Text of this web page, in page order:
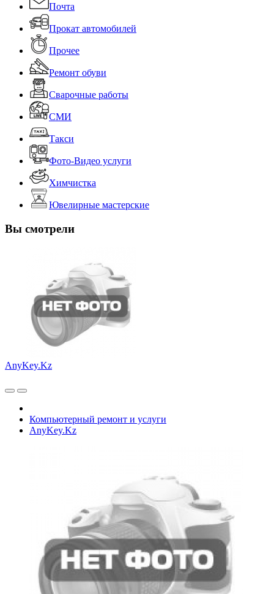
Почта
Прокат автомобилей
Прочее
Ремонт обуви
Сварочные работы
СМИ
Такси
Фото-Видео услуги
Химчистка
Ювелирные мастерские
Вы смотрели
AnyKey.Kz
Компьютерный ремонт и услуги
AnyKey.Kz